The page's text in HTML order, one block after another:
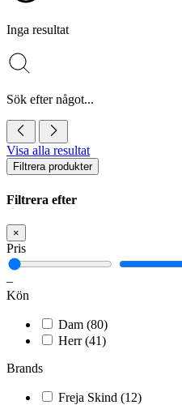
Inga resultat
Sök efter något...
Visa alla resultat
Filtrera produkter
Filtrera efter
×
Pris
–
Kön
Dam (80)
Herr (41)
Brands
Freja Skind (12)